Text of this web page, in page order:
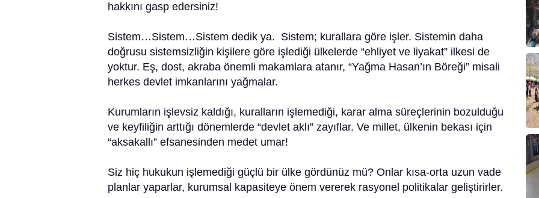
hakkını gasp edersiniz!
Sistem…Sistem…Sistem dedik ya. Sistem; kurallara göre işler. Sistemin daha
doğrusu sistemsizliğin kişilere göre işlediği ülkelerde “ehliyet ve liyakat” ilkesi de
yoktur. Eş, dost, akraba önemli makamlara atanır, “Yağma Hasan’ın Böreği” misali
herkes devlet imkanlarını yağmalar.
Kurumların işlevsiz kaldığı, kuralların işlemediği, karar alma süreçlerinin bozulduğu
ve keyfiliğin arttığı dönemlerde “devlet aklı” zayıflar. Ve millet, ülkenin bekası için
“aksakallı” efsanesinden medet umar!
Siz hiç hukukun işlemediği güçlü bir ülke gördünüz mü? Onlar kısa-orta uzun vade
planlar yaparlar, kurumsal kapasiteye önem vererek rasyonel politikalar geliştirirler.